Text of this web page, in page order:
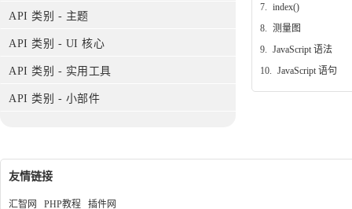
API 类别 - 主题
API 类别 - UI 核心
API 类别 - 实用工具
API 类别 - 小部件
7. index()
8. 测量图
9. JavaScript 语法
10. JavaScript 语句
友情链接
汇智网 PHP教程 插件网